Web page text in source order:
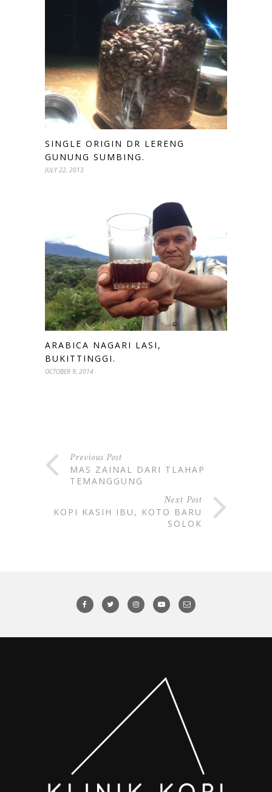
SINGLE ORIGIN DR LERENG
GUNUNG SUMBING.
JULY 22, 2013
ARABICA NAGARI LASI,
BUKITTINGGI.
OCTOBER 9, 2014
Previous Post
MAS ZAINAL DARI TLAHAP
TEMANGGUNG
Next Post
KOPI KASIH IBU, KOTO BARU
SOLOK